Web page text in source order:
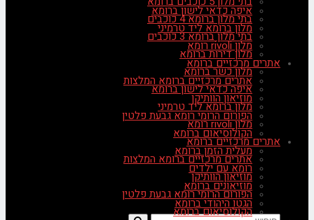
איפה כדאי לישון ברומא
מלון ברומא ליד טרמיני
מלון rivoli רומא
אתרים מרכזיים ברומא
אתרים מרכזיים ברומא המלצות
מוזיאון הוותיקן
הפורום הרומי רומא גבעת פלטין
הקולוסיאום ברומא
מעלית הזמן ברומא
רומא עם ילדים
מוזיאונים ברומא
הגטו היהודי ברומא
בתי מלון ברומא 4 כוכבים
בתי מלון ברומא 3 כוכבים
מלון דירות ברומא
מלון כשר ברומא
איפה כדאי לישון ברומא
מלון ברומא ליד טרמיני
מלון rivoli רומא
אתרים מרכזיים ברומא
אתרים מרכזיים ברומא המלצות
מוזיאון הוותיקן
הפורום הרומי רומא גבעת פלטין
הקולוסיאום ברומא